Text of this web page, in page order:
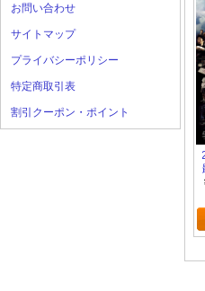
お問い合わせ
サイトマップ
プライバシーポリシー
特定商取引表
割引クーポン・ポイント